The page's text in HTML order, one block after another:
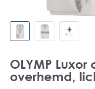
OLYMP
overhemd,